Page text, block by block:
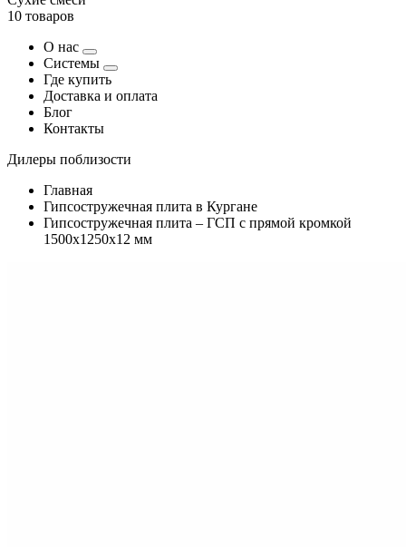
10 товаров
О нас
Системы
Где купить
Доставка и оплата
Блог
Контакты
Дилеры поблизости
Главная
Гипсостружечная плита в Кургане
Гипсостружечная плита – ГСП с прямой кромкой
1500х1250х12 мм